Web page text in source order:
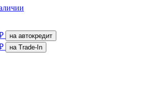
на автокредит
на Trade-In